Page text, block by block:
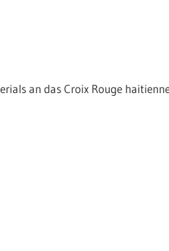
an das Croix Rouge